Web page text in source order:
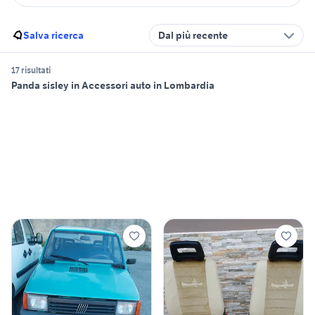
Salva ricerca Dal più recente
17 risultati
Panda sisley in Accessori auto in Lombardia